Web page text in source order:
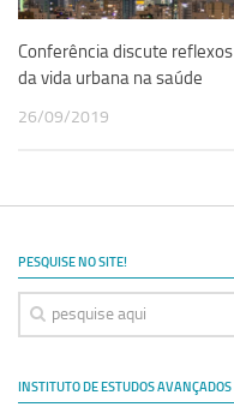
Conferência discute reflexos
da vida urbana na saúde
26/09/2019
PESQUISE NO SITE!
INSTITUTO DE ESTUDOS AVANÇADOS